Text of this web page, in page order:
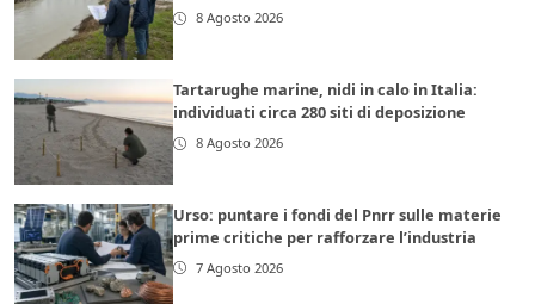
8 Agosto 2026
Tartarughe marine, nidi in calo in Italia:
individuati circa 280 siti di deposizione
8 Agosto 2026
Urso: puntare i fondi del Pnrr sulle materie
prime critiche per rafforzare l’industria
7 Agosto 2026